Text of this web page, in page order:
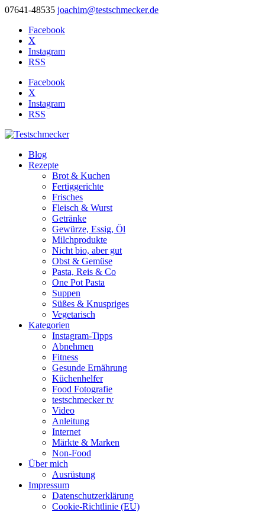
07641-48535 joachim@testschmecker.de
Facebook
X
Instagram
RSS
Facebook
X
Instagram
RSS
Blog
Rezepte
Brot & Kuchen
Fertiggerichte
Frisches
Fleisch & Wurst
Getränke
Gewürze, Essig, Öl
Milchprodukte
Nicht bio, aber gut
Obst & Gemüse
Pasta, Reis & Co
One Pot Pasta
Suppen
Süßes & Knuspriges
Vegetarisch
Kategorien
Instagram-Tipps
Abnehmen
Fitness
Gesunde Ernährung
Küchenhelfer
Food Fotografie
testschmecker tv
Video
Anleitung
Internet
Märkte & Marken
Non-Food
Über mich
Ausrüstung
Impressum
Datenschutzerklärung
Cookie-Richtlinie (EU)